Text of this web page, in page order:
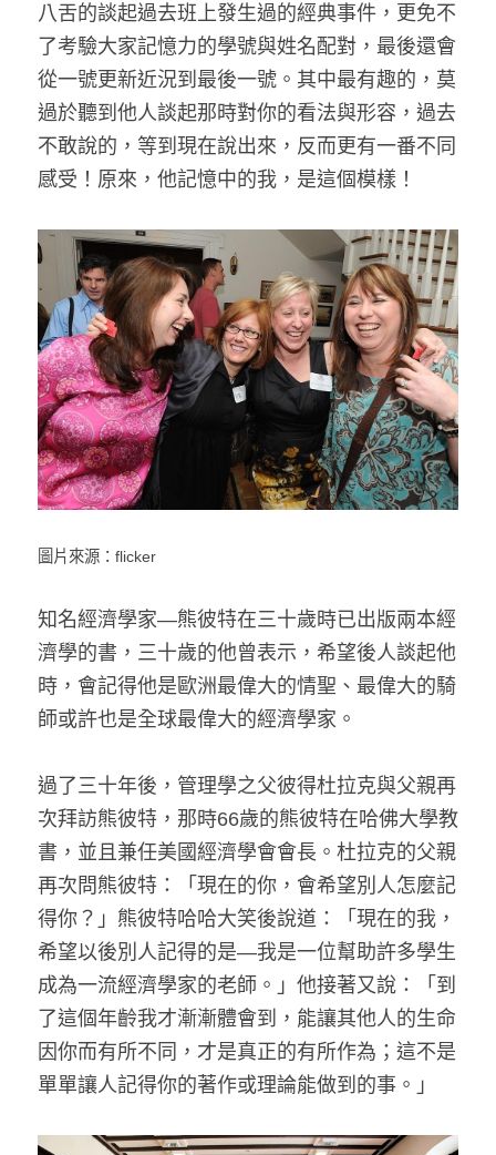
藝術輔療師介紹
色彩動物祝福卡
數位祝福轉盤
搜索
八舌的談起過去班上發生過的經典事件，更免不
了考驗大家記憶力的學號與姓名配對，最後還會
從一號更新近況到最後一號。其中最有趣的，莫
過於聽到他人談起那時對你的看法與形容，過去
不敢說的，等到現在說出來，反而更有一番不同
感受！原來，他記憶中的我，是這個模樣！
圖片來源：flicker
知名經濟學家—熊彼特在三十歲時已出版兩本經
濟學的書，三十歲的他曾表示，希望後人談起他
時，會記得他是歐洲最偉大的情聖、最偉大的騎
師或許也是全球最偉大的經濟學家。
過了三十年後，管理學之父彼得杜拉克與父親再
次拜訪熊彼特，那時66歲的熊彼特在哈佛大學教
書，並且兼任美國經濟學會會長。杜拉克的父親
再次問熊彼特：「現在的你，會希望別人怎麼記
得你？」熊彼特哈哈大笑後說道：「現在的我，
希望以後別人記得的是—我是一位幫助許多學生
成為一流經濟學家的老師。」他接著又說：「到
了這個年齡我才漸漸體會到，能讓其他人的生命
因你而有所不同，才是真正的有所作為；這不是
單單讓人記得你的著作或理論能做到的事。」